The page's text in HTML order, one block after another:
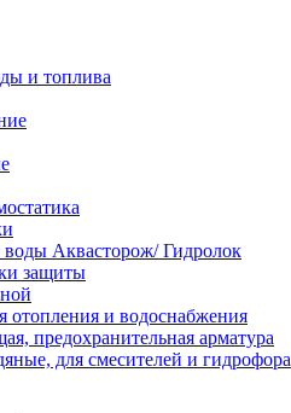
и топлива
Аквасторож/ Гидролок
защиты
отопления и водоснабжения
предохранительная арматура
для смесителей и гидрофора